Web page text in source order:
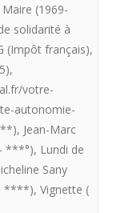
!
nos
jours
(1969-
solidarité à
(Impôt français),
,
votre-
autonomie-
, Jean-Marc
***°), Lundi de
Sany
****), Vignette (